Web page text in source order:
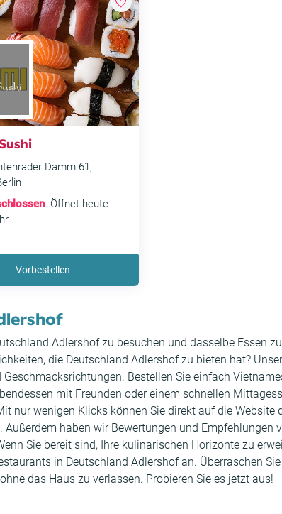
Damm 61,
. Öffnet heute
Vorbestellen
Adlershof zu besuchen und dasselbe Essen
die Deutschland Adlershof zu bieten hat?
Bestellen Sie einfach
mit Freunden oder einem schnellen
nur wenigen Klicks können Sie direkt auf die
haben wir Bewertungen und Empfehlungen
Sie bereit sind, Ihre kulinarischen Horizonte zu
in Deutschland Adlershof an. Überraschen
das Haus zu verlassen. Probieren Sie es jetzt aus!